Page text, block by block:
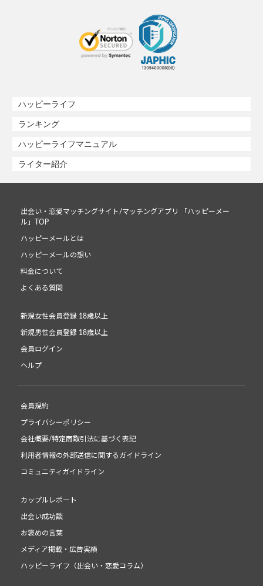
ハッピーライフ
ランキング
ハッピーライフマニュアル
ライター紹介
出会い・恋愛マッチングサイト/マッチングアプリ 「ハッピーメー
ル」TOP
ハッピーメールとは
ハッピーメールの想い
料金について
よくある質問
新規女性会員登録 18歳以上
新規男性会員登録 18歳以上
会員ログイン
ヘルプ
会員規約
プライバシーポリシー
会社概要/特定商取引法に基づく表記
利用者情報の外部送信に関するガイドライン
コミュニティガイドライン
カップルレポート
出会い成功談
お褒めの言葉
メディア掲載・広告実績
ハッピーライフ（出会い・恋愛コラム）